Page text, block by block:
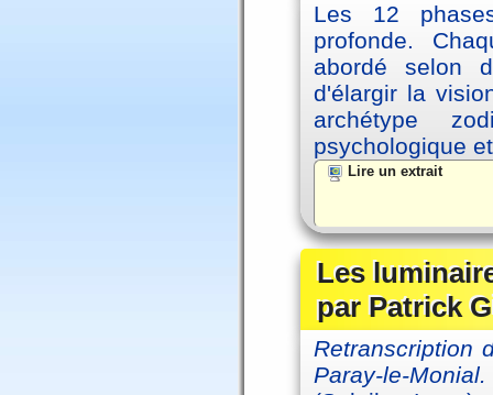
Les 12
profonde.
abordé selon
d'élargir la
archétype
psychologique
Lire un extrait
Les
par Patrick
Retranscription
Paray-le-Monial.